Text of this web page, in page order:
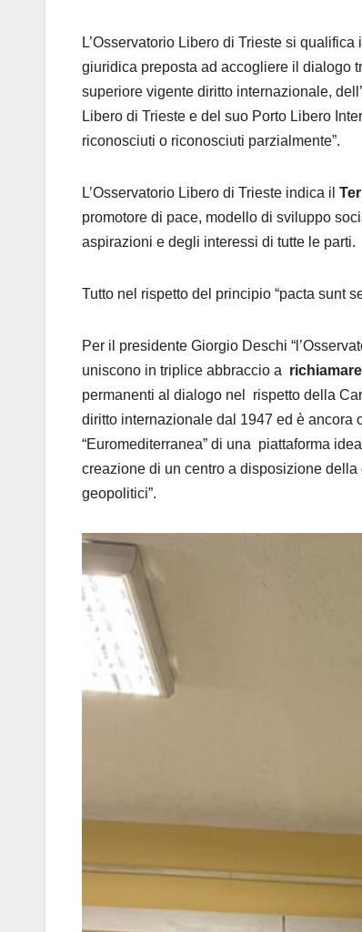
L’Osservatorio Libero di Trieste si
giuridica preposta ad accogliere il dialogo
superiore vigente diritto internazionale,
Libero di Trieste e del suo Porto Libero
riconosciuti o riconosciuti parzialmente”.
L’Osservatorio Libero di Trieste indica il
promotore di pace, modello di sviluppo
aspirazioni e degli interessi di tutte le parti.
Tutto nel rispetto del principio “pacta sunt
Per il presidente Giorgio Deschi
uniscono in triplice abbraccio a
permanenti al dialogo nel rispetto della
diritto internazionale dal 1947 ed è ancora
“Euromediterranea” di una piattaforma
creazione di un centro a disposizione
geopolitici”.